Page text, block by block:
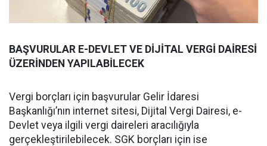
BAŞVURULAR E-DEVLET VE DİJİTAL VERGİ DAİRESİ
ÜZERİNDEN YAPILABİLECEK
Vergi borçları için başvurular Gelir İdaresi
Başkanlığı’nın internet sitesi, Dijital Vergi Dairesi, e-
Devlet veya ilgili vergi daireleri aracılığıyla
gerçekleştirilebilecek. SGK borçları için ise